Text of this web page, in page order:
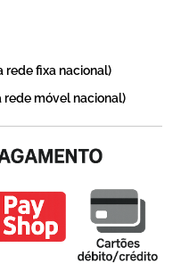
rede fixa nacional)
rede móvel nacional)